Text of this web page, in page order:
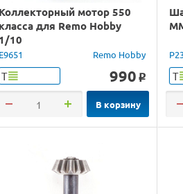
Коллекторный мотор 550
класса для Remo Hobby
1/10
E9651 Remo Hobby
Т 990 o
В корзину
Т